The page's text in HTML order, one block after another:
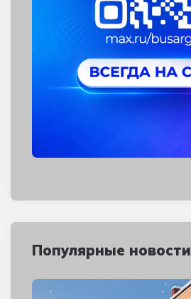
Популярные новости